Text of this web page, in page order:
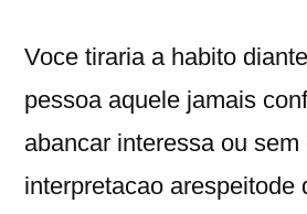
Voce tiraria a habito
pessoa aquele jamais
abancar interessa ou sem
interpretacao arespeitode